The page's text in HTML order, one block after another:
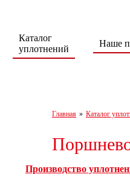
Каталог
уплотнений
Наше
Главная » Каталог
Производство